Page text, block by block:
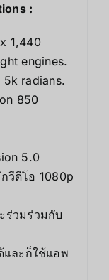
:
1,440
engines.
radians.
850
5.0
วีดีโอ 1080p
ร่วมร่วมกับ
และก็ใช้แอพ